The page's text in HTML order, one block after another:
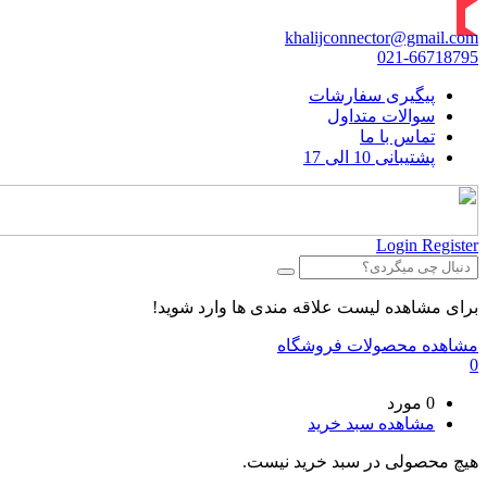
khalijconnector@gmail.com
021-66718795
پیگیری سفارشات
سوالات متداول
تماس با ما
پشتیبانی 10 الی 17
Login Register
برای مشاهده لیست علاقه مندی ها وارد شوید!
مشاهده محصولات فروشگاه
0
0 مورد
مشاهده سبد خرید
هیچ محصولی در سبد خرید نیست.